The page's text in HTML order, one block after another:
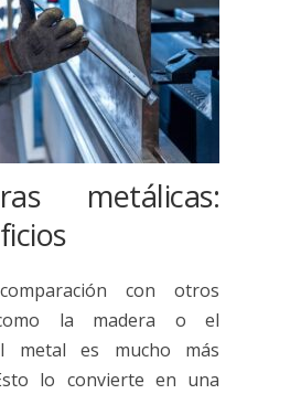
metálicas:
con otros
la madera o el
metal es mucho más
lo convierte en una